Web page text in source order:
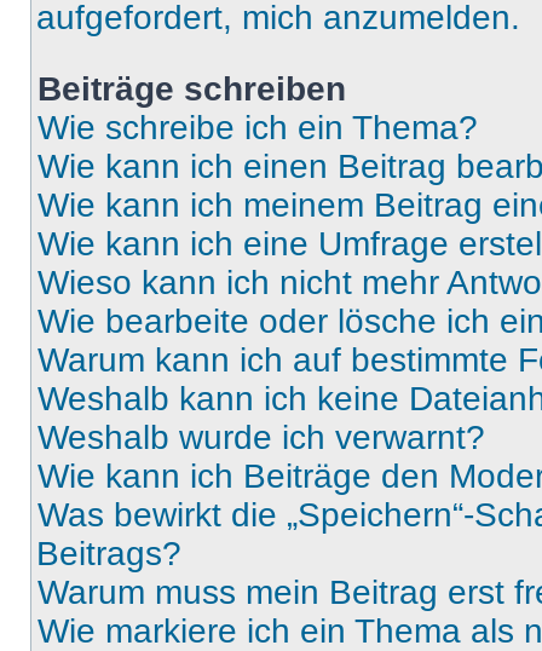
aufgefordert, mich anzumelden.
Beiträge schreiben
Wie schreibe ich ein Thema?
Wie kann ich einen Beitrag
Wie kann ich meinem Beitrag
Wie kann ich eine Umfrage
Wieso kann ich nicht mehr
Wie bearbeite oder lösche ich
Warum kann ich auf bestimmte
Weshalb kann ich keine
Weshalb wurde ich verwarnt?
Wie kann ich Beiträge den
Was bewirkt die „Speichern“-
Beitrags?
Warum muss mein Beitrag erst
Wie markiere ich ein Thema als